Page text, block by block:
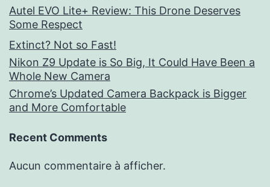
Autel EVO Lite+ Review: This Drone Deserves
Some Respect
Extinct? Not so Fast!
Nikon Z9 Update is So Big, It Could Have Been a
Whole New Camera
Chrome’s Updated Camera Backpack is Bigger
and More Comfortable
Recent Comments
Aucun commentaire à afficher.